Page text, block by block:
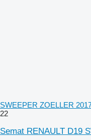
SWEEPER ZOELLER
22
Semat RENAULT D19